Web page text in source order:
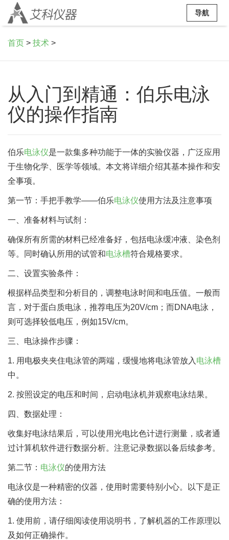
导航
首页 > 技术 >
从入门到精通：伯乐电泳
仪的操作指南
伯乐电泳仪是一款集多种功能于一体的实验仪器，广泛应用
于生物化学、医学等领域。本文将详细介绍其基本操作和安
全事项。
第一节：手把手教学——伯乐电泳仪使用方法及注意事项
一、准备材料与试剂：
确保所有所需的材料已经准备好，包括电泳缓冲液、染色剂
等。同时确认所用的试管和电泳槽符合规格要求。
二、设置实验条件：
根据样品类型和分析目的，调整电泳时间和电压值。一般而
言，对于蛋白质电泳，推荐电压为20V/cm；而DNA电泳，
则可选择较低电压，例如15V/cm。
三、电泳操作步骤：
1. 用电极夹夹住电泳管的两端，缓慢地将电泳管放入 电泳槽
中。
2. 按照设定的电压和时间，启动电泳机并观察电泳结果。
四、数据处理：
收集好电泳结果后，可以使用光电比色计进行测量，或者通
过计算机软件进行数据分析。注意记录数据以备后续参考。
第二节： 电泳仪的使用方法
电泳仪是一种精密的仪器，使用时需要特别小心。以下是正
确的使用方法：
1. 使用前，请仔细阅读使用说明书，了解机器的工作原理以
及如何正确操作。